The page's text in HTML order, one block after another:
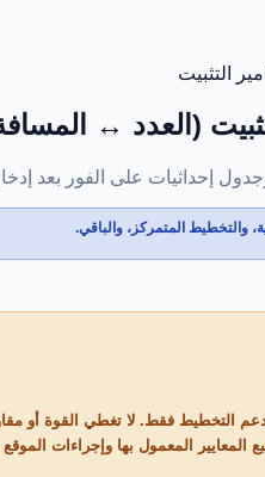
التثبيت
(العدد ↔
إحداثيات على الفور بعد
والتخطيط المتمركز، والباقي.
التخطيط فقط. لا تغطي القوة أو
المعايير المعمول بها وإجراءات